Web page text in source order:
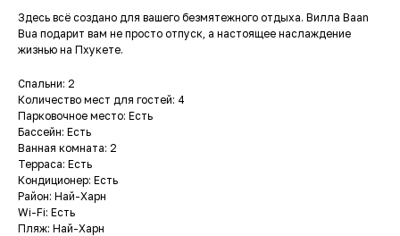
Здесь всё создано для вашего безмятежного отдыха. Вилла Baan
Bua подарит вам не просто отпуск, а настоящее наслаждение
жизнью на Пхукете.
Спальни: 2
Количество мест для гостей: 4
Парковочное место: Есть
Бассейн: Есть
Ванная комната: 2
Терраса: Есть
Кондиционер: Есть
Район: Най-Харн
Wi-Fi: Есть
Пляж: Най-Харн